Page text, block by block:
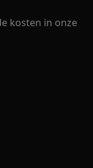
kosten in onze